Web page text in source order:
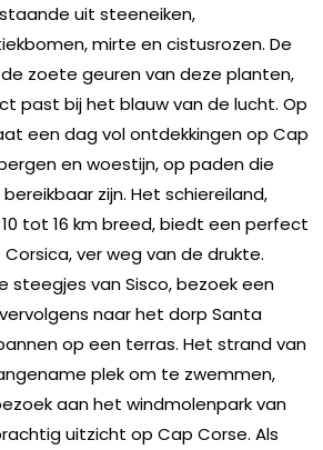
uit steeneiken,
mirte en cistusrozen. De
zoete geuren van deze planten,
past bij het blauw van de lucht. Op
een dag vol ontdekkingen op Cap
en woestijn, op paden die
zijn. Het schiereiland,
tot 16 km breed, biedt een perfect
ver weg van de drukte.
steegjes van Sisco, bezoek een
naar het dorp Santa
op een terras. Het strand van
plek om te zwemmen,
aan het windmolenpark van
uitzicht op Cap Corse. Als